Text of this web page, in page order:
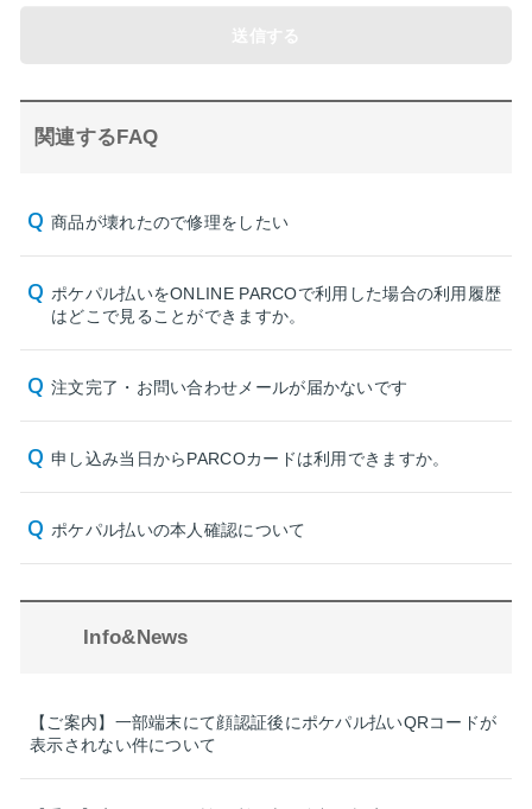
関連するFAQ
商品が壊れたので修理をしたい
ポケパル払いをONLINE PARCOで利用した場合の利用履歴
はどこで見ることができますか。
注文完了・お問い合わせメールが届かないです
申し込み当日からPARCOカードは利用できますか。
ポケパル払いの本人確認について
Info&News
【ご案内】一部端末にて顔認証後にポケパル払いQRコードが
表示されない件について